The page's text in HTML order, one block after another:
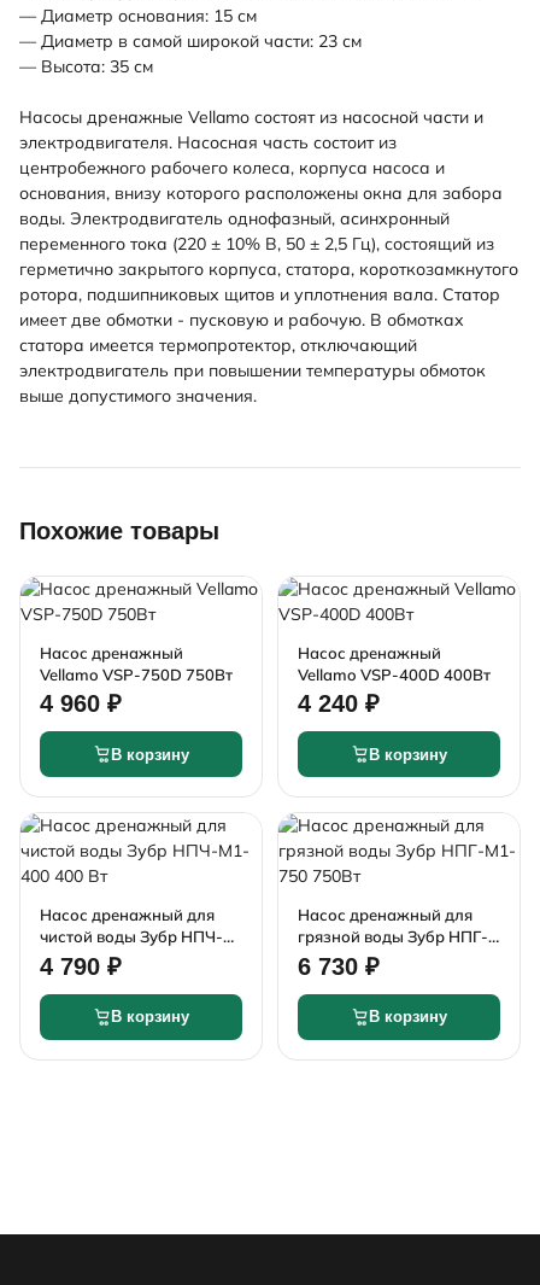
— Диаметр основания: 15 см
— Диаметр в самой широкой части: 23 см
— Высота: 35 см
Насосы дренажные Vellamo состоят из насосной части и
электродвигателя. Насосная часть состоит из
центробежного рабочего колеса, корпуса насоса и
основания, внизу которого расположены окна для забора
воды. Электродвигатель однофазный, асинхронный
переменного тока (220 ± 10% В, 50 ± 2,5 Гц), состоящий из
герметично закрытого корпуса, статора, короткозамкнутого
ротора, подшипниковых щитов и уплотнения вала. Статор
имеет две обмотки - пусковую и рабочую. В обмотках
статора имеется термопротектор, отключающий
электродвигатель при повышении температуры обмоток
выше допустимого значения.
Похожие товары
Насос дренажный
Vellamo VSP-750D 750Вт
4 960 ₽
В корзину
Насос дренажный
Vellamo VSP-400D 400Вт
4 240 ₽
В корзину
Насос дренажный для
чистой воды Зубр НПЧ-
М1-400 400 Вт
4 790 ₽
В корзину
Насос дренажный для
грязной воды Зубр НПГ-
М1-750 750Вт
6 730 ₽
В корзину